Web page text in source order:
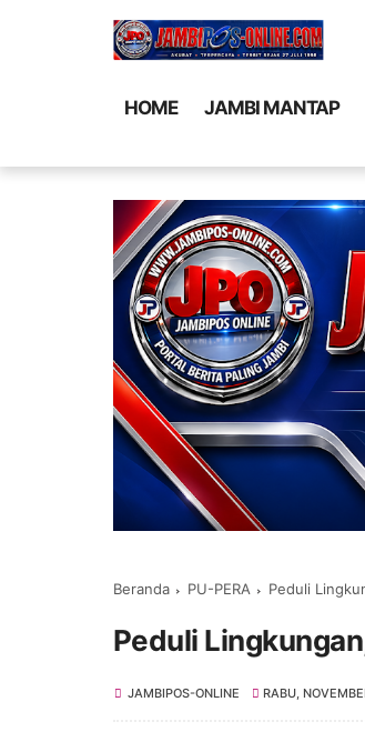
HOME JAMBI MANTAP
Beranda PU-PERA Peduli
Peduli
JAMBIPOS-ONLINE RABU,